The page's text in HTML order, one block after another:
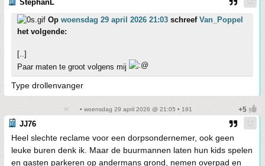
StephanL
Op woensdag 29 april 2026 21:03 schreef Van_Poppel
het volgende:
[..]
Paar maten te groot volgens mij
Type drollenvanger
• woensdag 29 april 2026 @ 21:05 • 191
JJ76
Heel slechte reclame voor een dorpsondernemer, ook geen
leuke buren denk ik. Maar de buurmannen laten hun kids spelen
en gasten parkeren op andermans grond, nemen overpad en